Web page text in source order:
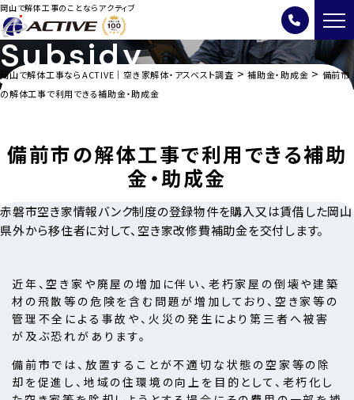
岡山で解体工事のことならアクティブ
Subsidy
岡山県の解体に関する補助金・助成金
岡山で解体工事ならACTIVE｜空き家解体・アスベスト調査 > 補助金・助成金 > 備前市
の解体工事で利用できる補助金・助成金
備前市の解体工事で利用できる補助
金・助成金
赤磐市空き家情報バンク制度の登録物件を購入又は賃借した岡山
県外から移住者に対して、空き家改修費補助金を交付します。
近年、空き家や廃屋の増加に伴い、老朽家屋の倒壊や建築
材の飛散等の危険を含む問題が増加しており、空き家等の
管理不全による事故や、火災の発生により第三者へ被害
が及ぶ恐れがあります。
備前市では、放置することが不適切な状態の空家等の除
却を促進し、地域の住環境の向上を目的として、老朽化し